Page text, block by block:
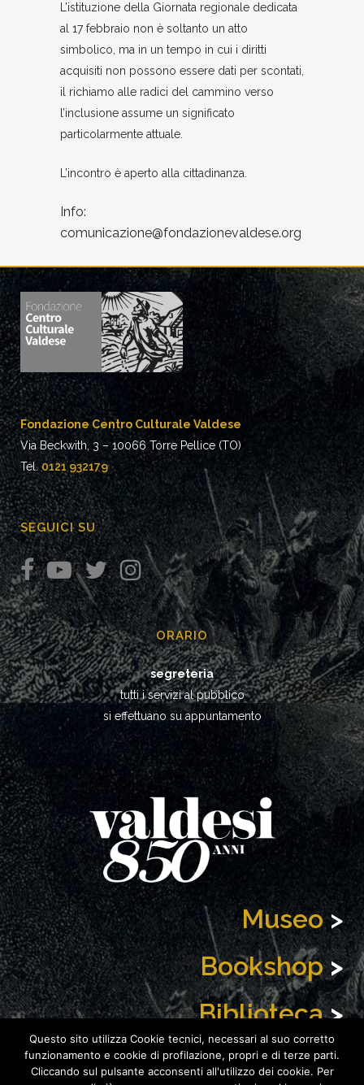
L’istituzione della Giornata regionale dedicata
al 17 febbraio non è soltanto un atto
simbolico, ma in un tempo in cui i diritti
acquisiti non possono essere dati per scontati,
il richiamo alle radici del cammino verso
l’inclusione assume un significato
particolarmente attuale.
L’incontro è aperto alla cittadinanza.
Info:
comunicazione@fondazionevaldese.org
Fondazione Centro Culturale Valdese
Via Beckwith, 3 – 10066 Torre Pellice (TO)
Tel.0121 932179
SEGUICI SU
ORARIO
segreteria
tutti i servizi al pubblico
si effettuano su appuntamento
Museo >
Bookshop >
Biblioteca >
News >
Questo sito utilizza Cookie tecnici, necessari al suo corretto
funzionamento e cookie di profilazione, propri e di terze parti.
Cliccando sul pulsante acconsenti all'utilizzo dei cookie. Per